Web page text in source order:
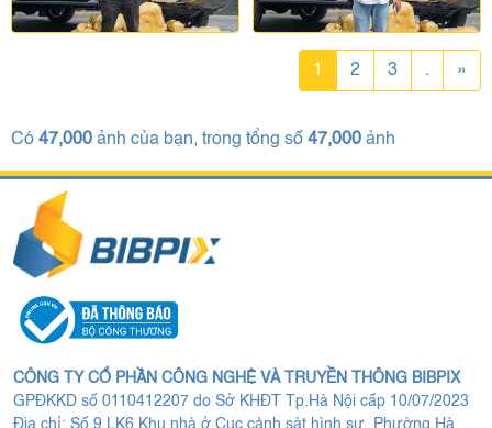
1 2 3 . »
Có 47,000 ảnh của bạn, trong tổng số 47,000 ảnh
CÔNG TY CỔ PHẦN CÔNG NGHỆ VÀ TRUYỀN THÔNG BIBPIX
GPĐKKD số 0110412207 do Sở KHĐT Tp.Hà Nội cấp 10/07/2023